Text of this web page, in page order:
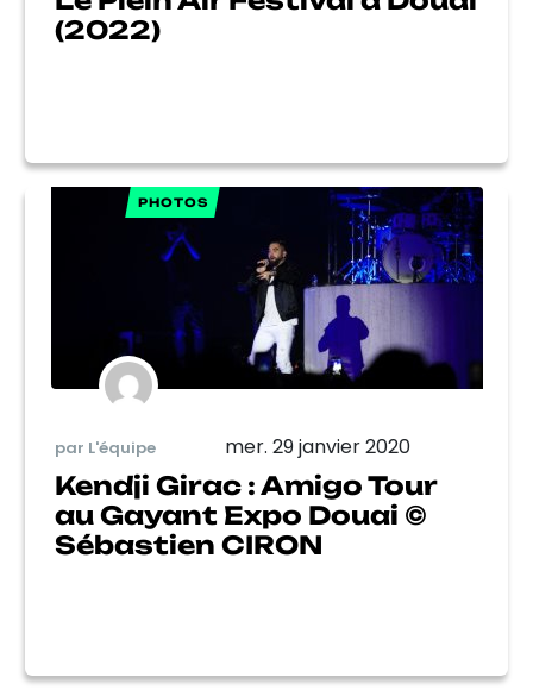
(2022)
PHOTOS
par L'équipe mer. 29 janvier 2020
Kendji Girac : Amigo Tour
au Gayant Expo Douai ©
Sébastien CIRON